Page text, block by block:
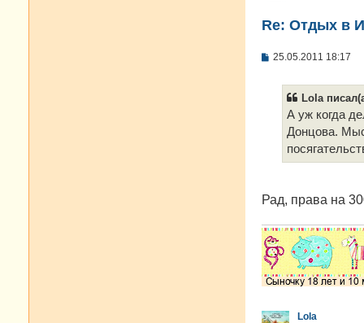
Re: Отдых в
С
25.05.2011 18:17
Lola
А уж когда
Донцова.
Рад, права на
Lola